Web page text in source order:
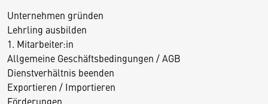
Unternehmen gründen
Lehrling ausbilden
1. Mitarbeiter:in
Allgemeine Geschäftsbedingungen / AGB
Dienstverhältnis beenden
Exportieren / Importieren
Förderungen